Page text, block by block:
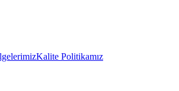
Kalite Politikamız